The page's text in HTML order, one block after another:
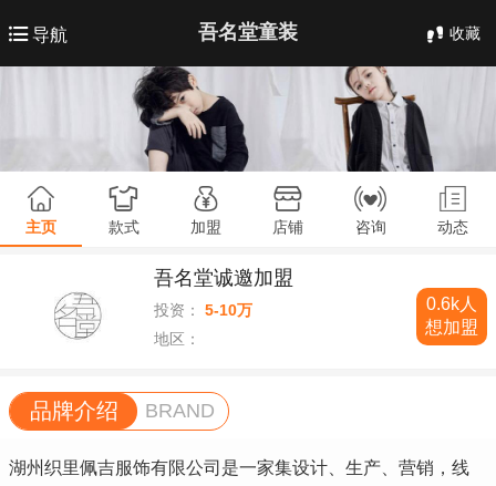
导航 吾名堂童装 收藏
主页 款式 加盟 店铺 咨询 动态
吾名堂诚邀加盟
投资：
5-10万
地区：
0.6k人
想加盟
品牌介绍 BRAND
湖州织里佩吉服饰有限公司是一家集设计、生产、营销，线